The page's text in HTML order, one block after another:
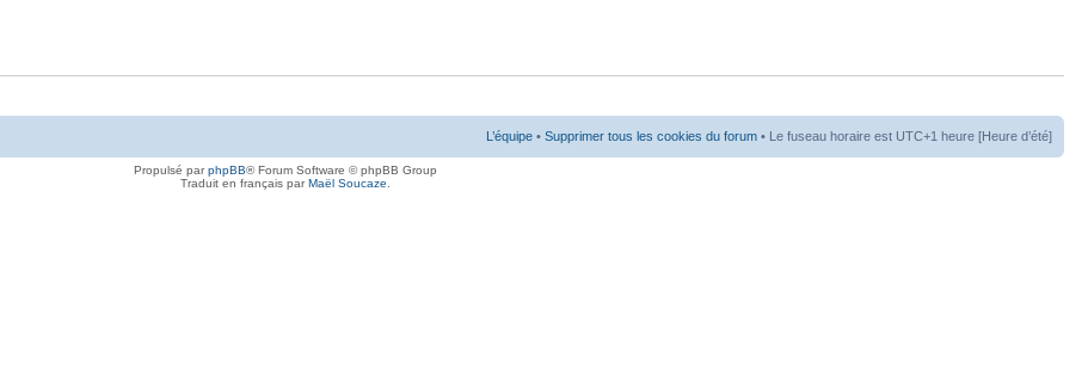
L’équipe • Supprimer tous les cookies du forum • Le fuseau horaire est UTC+1 heure [Heure d’été]
Propulsé parphpBB® Forum Software © phpBB Group
Traduit en français parMaël Soucaze